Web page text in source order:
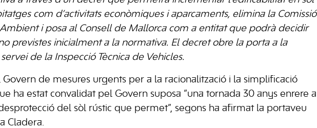
com d’activitats econòmiques i aparcaments, elimina la Comissió
i posa al Consell de Mallorca com a entitat que podrà decidir
previstes inicialment a la normativa. El decret obre la porta a la
de la Inspecció Tècnica de Vehicles.
de mesures urgents per a la racionalització i la simplificació
ha estat convalidat pel Govern suposa “una tornada 30 anys enrere a
del sòl rústic que permet”, segons ha afirmat la portaveu
Cladera.